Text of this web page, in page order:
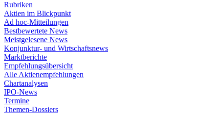
Rubriken
Aktien im Blickpunkt
Ad hoc-Mitteilungen
Bestbewertete News
Meistgelesene News
Konjunktur- und Wirtschaftsnews
Marktberichte
Empfehlungsübersicht
Alle Aktienempfehlungen
Chartanalysen
IPO-News
Termine
Themen-Dossiers